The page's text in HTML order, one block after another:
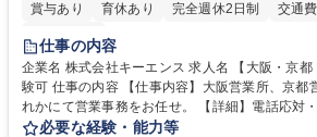
賞与あり
育休あり 完全週休2日制 交通
土日祝休み
仕事の内容
企業名 株式会社キーエンス 求人名 【大阪・京都・滋賀】営業事務 ※未経
験可 仕事の内容 【仕事内容】大阪営業所、京都営業所、滋賀営業所いず
れかにて営業事務をお任せ。 【詳細】電話応対
の作成・カタログ送付・来客対応・営業所内で発
必要な経験・能力等